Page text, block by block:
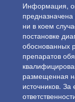
Информация,
ни в коем
постановке
обоснованных
препаратов
размещенная
источников. За